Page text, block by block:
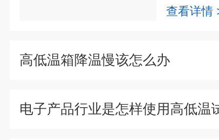
热接触压
查看详情
高低温箱降温慢该怎么办
电子产品行业是怎样使用高低温